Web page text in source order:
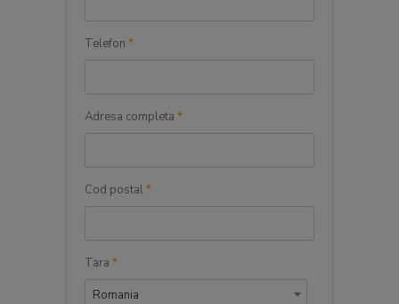
Telefon *
Adresa completa *
Cod postal*
Tara *
Romania